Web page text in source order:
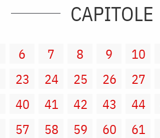
CAPITOLE
6 7 8 9 10
23 24 25 26 27
40 41 42 43 44
57 58 59 60 61